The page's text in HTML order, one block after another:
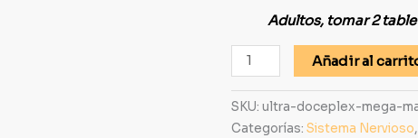
Adultos, tomar 2
Añadir al
SKU: ultra-doceplex-mega-
Categorías: Sistema Nervioso,